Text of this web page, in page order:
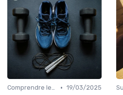
Comprendre les calories • 19/03/2025